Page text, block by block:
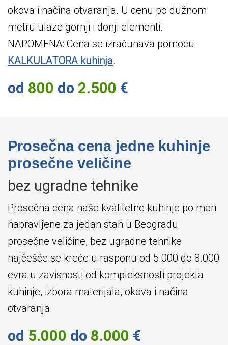
okova i načina otvaranja. U cenu po dužnom
metru ulaze gornji i donji elementi.
NAPOMENA: Cena se izračunava pomoću
KALKULATORA kuhinja.
od 800 do 2.500 €
Prosečna cena jedne kuhinje
prosečne veličine
bez ugradne tehnike
Prosečna cena naše kvalitetne kuhinje po meri
napravljene za jedan stan u Beogradu
prosečne veličine, bez ugradne tehnike
najčešće se kreće u rasponu od 5.000 do 8.000
evra u zavisnosti od kompleksnosti projekta
kuhinje, izbora materijala, okova i načina
otvaranja.
od 5.000 do 8.000 €